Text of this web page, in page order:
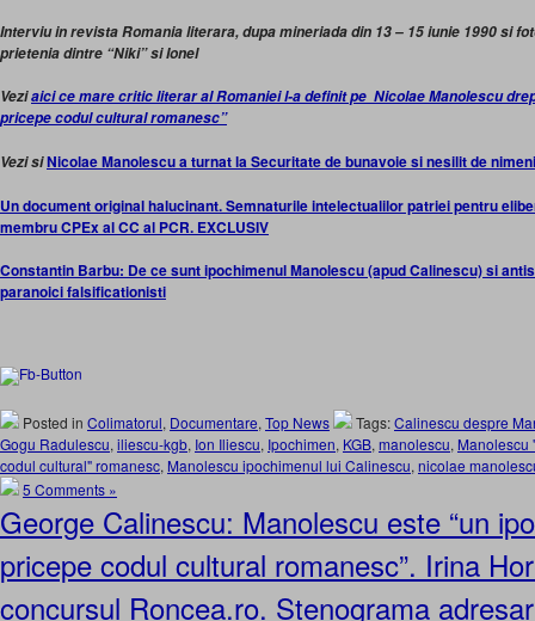
Interviu in revista Romania literara, dupa mineriada din 13 – 15 iunie 1990 si
prietenia dintre “Niki” si Ionel
Veziaici ce mare critic literar al Romaniei l-a definit pe Nicolae Manolescu
pricepe codul cultural romanesc”
Vezi siNicolae Manolescu a turnat la Securitate de bunavoie si nesilit de nimeni
Un document original halucinant. Semnaturile intelectualilor patriei pentru
membru CPEx al CC al PCR. EXCLUSIV
Constantin Barbu: De ce sunt ipochimenul Manolescu (apud Calinescu) si
paranoici falsificationisti
Posted in Colimatorul, Documentare, Top News Tags:Calinescu despre
Gogu Radulescu, iliescu-kgb, Ion Iliescu, Ipochimen, KGB, manolescu, Manolescu
codul cultural" romanesc, Manolescu ipochimenul lui Calinescu, nicolae
5 Comments »
George Calinescu: Manolescu este “un
pricepe codul cultural romanesc”. Irina
concursul Roncea.ro. Stenograma